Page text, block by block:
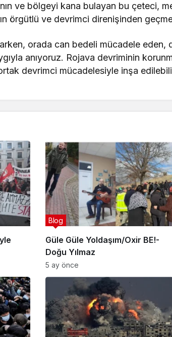
ve bölgeyi kana bulayan bu çeteci,
örgütlü ve devrimci direnişinden
orada can bedeli mücadele eden,
anıyoruz. Rojava devriminin
devrimci mücadelesiyle inşa
Güle Güle Yoldaşım/Oxir BE!-
Doğu Yılmaz
Blog
5 ay önce